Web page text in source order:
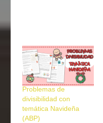
Problemas de
divisibilidad con
temática Navideña
(ABP)